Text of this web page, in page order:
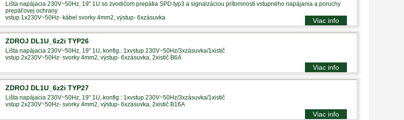
Lišta napájacia 230V~50Hz, 19" 1U so zvodičom prepätia SPD typ3 a signalzáciou prítomnosti vstupného napájania a poruchy
prepäťovej ochrany
vstup 1x230V~50Hz- kábel svorky 4mm2, výstup- 6xzásuvka
Viac info
ZDROJ DL1U_6z2i TYP26
Lišta napájacia 230V~50Hz, 19" 1U, konfig.: 1xvstup 230V~50Hz/3xzásuvka/1xistič
vstup 2x230V~50Hz- svorky 4mm2, výstup- 6xzásuvka, 2xistič B6A
Viac info
ZDROJ DL1U_6z2i TYP27
Lišta napájacia 230V~50Hz, 19" 1U, konfig.: 1xvstup 230V~50Hz/3xzásuvka/1xistič
vstup 2x230V~50Hz- svorky 4mm2, výstup- 6xzásuvka, 2xistič B16A
Viac info